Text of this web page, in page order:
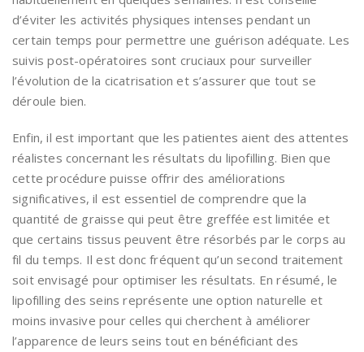
d’éviter les activités physiques intenses pendant un
certain temps pour permettre une guérison adéquate. Les
suivis post-opératoires sont cruciaux pour surveiller
l’évolution de la cicatrisation et s’assurer que tout se
déroule bien.
Enfin, il est important que les patientes aient des attentes
réalistes concernant les résultats du lipofilling. Bien que
cette procédure puisse offrir des améliorations
significatives, il est essentiel de comprendre que la
quantité de graisse qui peut être greffée est limitée et
que certains tissus peuvent être résorbés par le corps au
fil du temps. Il est donc fréquent qu’un second traitement
soit envisagé pour optimiser les résultats. En résumé, le
lipofilling des seins représente une option naturelle et
moins invasive pour celles qui cherchent à améliorer
l’apparence de leurs seins tout en bénéficiant des